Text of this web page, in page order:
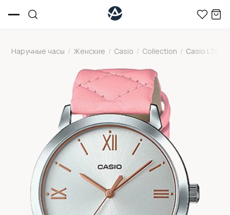
Наручные часы / Женские / Casio / Collection / Casio LTP-